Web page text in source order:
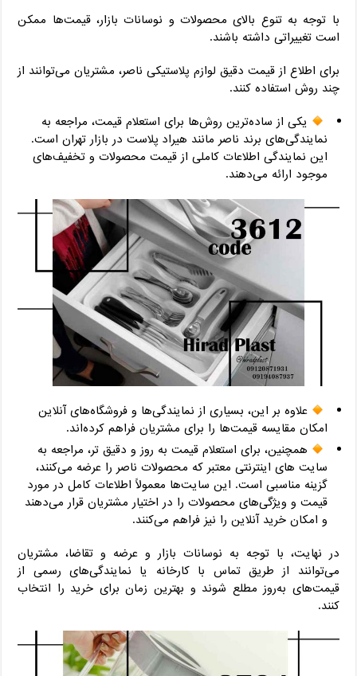
با توجه به تنوع بالای محصولات و نوسانات بازار، قیمت‌ها ممکن
است تغییراتی داشته باشند.
برای اطلاع از قیمت دقیق لوازم پلاستیکی ناصر، مشتریان می‌توانند از
چند روش استفاده کنند.
یکی از ساده‌ترین روش‌ها برای استعلام قیمت، مراجعه به
نمایندگی‌های برند ناصر مانند هیراد پلاست در بازار تهران است.
این نمایندگی اطلاعات کاملی از قیمت محصولات و تخفیف‌های
موجود ارائه می‌دهند.
علاوه بر این، بسیاری از نمایندگی‌ها و فروشگاه‌های آنلاین
امکان مقایسه قیمت‌ها را برای مشتریان فراهم کرده‌اند.
همچنین، برای استعلام قیمت به روز و دقیق تر، مراجعه به
سایت های اینترنتی معتبر که محصولات ناصر را عرضه می‌کنند،
گزینه مناسبی است. این سایت‌ها معمولاً اطلاعات کامل در مورد
قیمت و ویژگی‌های محصولات را در اختیار مشتریان قرار می‌دهند
و امکان خرید آنلاین را نیز فراهم می‌کنند.
در نهایت، با توجه به نوسانات بازار و عرضه و تقاضا، مشتریان
می‌توانند از طریق تماس با کارخانه یا نمایندگی‌های رسمی از
قیمت‌های به‌روز مطلع شوند و بهترین زمان برای خرید را انتخاب
کنند.